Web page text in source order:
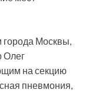
Москвы,
Олег
на секцию
пневмония,